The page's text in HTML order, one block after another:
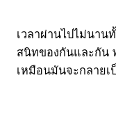
เวลาผ่านไปไม่นาน
สนิทของกันและกัน
เหมือนมันจะกลายเ